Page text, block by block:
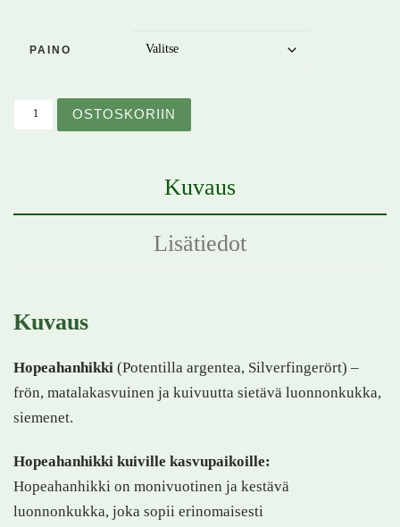
PAINO
OSTOSKORIIN
Kuvaus
Lisätiedot
Kuvaus
Hopeahanhikki (Potentilla argentea, Silverfingerört) –
frön, matalakasvuinen ja kuivuutta sietävä luonnonkukka,
siemenet.
Hopeahanhikki kuiville kasvupaikoille:
Hopeahanhikki on monivuotinen ja kestävä
luonnonkukka, joka sopii erinomaisesti